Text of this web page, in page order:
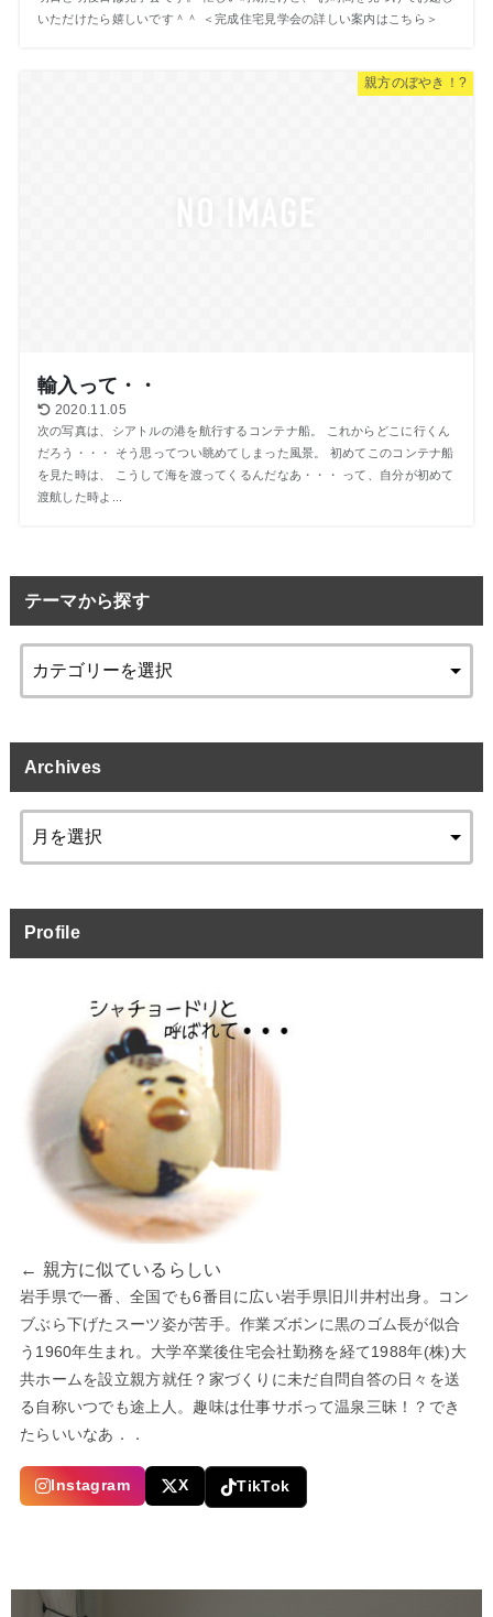
いただけたら嬉しいです＾＾ ＜完成住宅見学会の詳しい案内はこちら＞
親方のぼやき！?
輸入って・・
2020.11.05
次の写真は、シアトルの港を航行するコンテナ船。 これからどこに行くん
だろう・・・ そう思ってつい眺めてしまった風景。 初めてこのコンテナ船
を見た時は、 こうして海を渡ってくるんだなあ・・・ って、自分が初めて
渡航した時よ...
テーマから探す
Archives
Profile
← 親方に似ているらしい
岩手県で一番、全国でも6番目に広い岩手県旧川井村出身。コン
ブぶら下げたスーツ姿が苦手。作業ズボンに黒のゴム長が似合
う1960年生まれ。大学卒業後住宅会社勤務を経て1988年(株)大
共ホームを設立親方就任？家づくりに未だ自問自答の日々を送
る自称いつでも途上人。趣味は仕事サボって温泉三昧！？でき
たらいいなあ．．
Instagram X TikTok